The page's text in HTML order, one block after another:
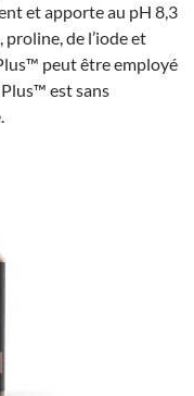
et apporte au pH 8,3
de l’iode et
peut être employé
est sans